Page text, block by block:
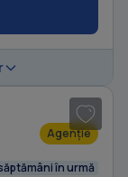
Agenție
în urmă